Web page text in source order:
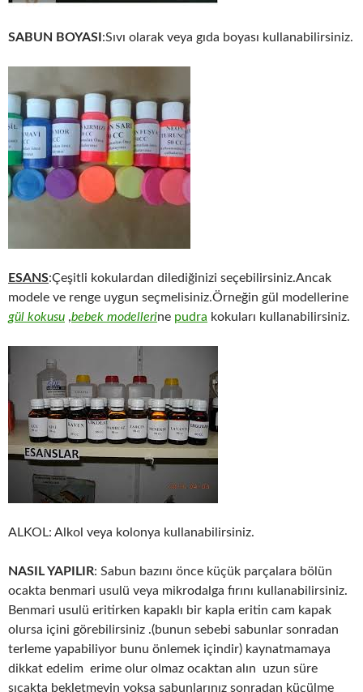
SABUN BOYASI :Sıvı olarak veya gıda boyası kullanabilirsiniz.
ESANS:Çeşitli kokulardan dilediğinizi seçebilirsiniz.Ancak
modele ve renge uygun seçmelisiniz.Örneğin gül modellerine
gül kokusu ,bebek modellerine pudra kokuları kullanabilirsiniz.
ALKOL: Alkol veya kolonya kullanabilirsiniz.
NASIL YAPILIR: Sabun bazını önce küçük parçalara bölün
ocakta benmari usulü veya mikrodalga fırını kullanabilirsiniz.
Benmari usulü eritirken kapaklı bir kapla eritin cam kapak
olursa içini görebilirsiniz .(bunun sebebi sabunlar sonradan
terleme yapabiliyor bunu önlemek içindir) kaynatmamaya
dikkat edelim erime olur olmaz ocaktan alın uzun süre
sıcakta bekletmeyin yoksa sabunlarınız sonradan küçülme